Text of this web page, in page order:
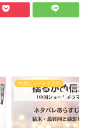
中国ショートドラマ